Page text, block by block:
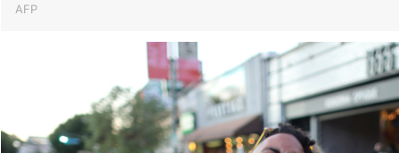
AFP